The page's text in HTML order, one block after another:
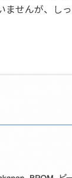
せんが、し